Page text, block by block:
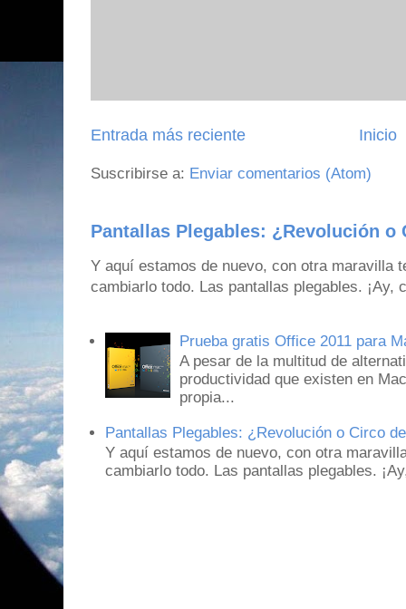
Entrada más reciente Inicio
Suscribirse a: Enviar comentarios (Atom)
Pantallas Plegables: ¿Revolución o
Y aquí estamos de nuevo, con otra maravilla
cambiarlo todo. Las pantallas plegables. ¡Ay,
Prueba gratis Office 2011 para
A pesar de la multitud de
productividad que existen en
propia...
Pantallas Plegables: ¿Revolución o Circo
Y aquí estamos de nuevo, con otra
cambiarlo todo. Las pantallas plegables.